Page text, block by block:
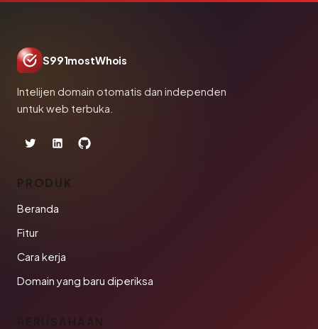
S991mostWhois
Intelijen domain otomatis dan independen
untuk web terbuka.
PRODUK
Beranda
Fitur
Cara kerja
Domain yang baru diperiksa
PERUSAHAAN